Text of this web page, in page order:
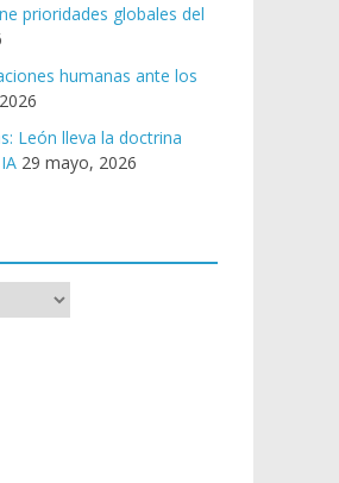
prioridades globales del
humanas ante los
León lleva la doctrina
29 mayo, 2026